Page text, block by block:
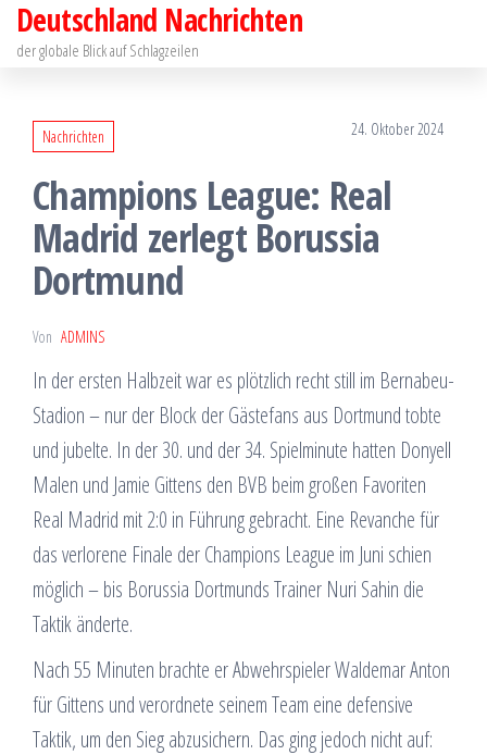
Zum
Inhalt
Deutschland Nachrichten
der globale Blick auf Schlagzeilen
Nachrichten 24. Oktober 2024
Champions League: Real
Madrid zerlegt Borussia
Dortmund
Von ADMINS
In der ersten Halbzeit war es plötzlich recht still im Bernabeu-
Stadion – nur der Block der Gästefans aus Dortmund tobte
und jubelte. In der 30. und der 34. Spielminute hatten Donyell
Malen und Jamie Gittens den BVB beim großen Favoriten
Real Madrid mit 2:0 in Führung gebracht. Eine Revanche für
das verlorene Finale der Champions League im Juni schien
möglich – bis Borussia Dortmunds Trainer Nuri Sahin die
Taktik änderte.
Nach 55 Minuten brachte er Abwehrspieler Waldemar Anton
für Gittens und verordnete seinem Team eine defensive
Taktik, um den Sieg abzusichern. Das ging jedoch nicht auf: